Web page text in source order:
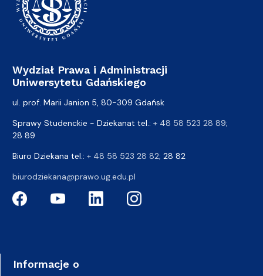
Wydział Prawa i Administracji
Uniwersytetu Gdańskiego
ul. prof. Marii Janion 5, 80-309 Gdańsk
Sprawy Studenckie - Dziekanat tel.: + 48 58 523 28 89;
28 89
Biuro Dziekana tel.: + 48 58 523 28 82; 28 82
biurodziekana@prawo.ug.edu.pl
Informacje o